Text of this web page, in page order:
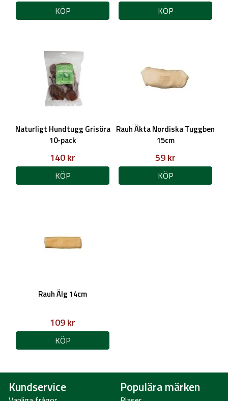
KÖP KÖP
Naturligt Hundtugg Grisöra
10-pack
140 kr
KÖP
Rauh Äkta Nordiska Tuggben
15cm
59 kr
KÖP
Rauh Älg 14cm
109 kr
KÖP
Kundservice Populära märken